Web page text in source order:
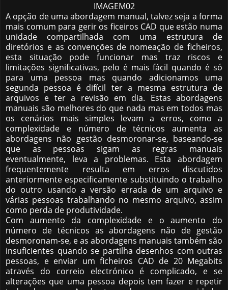
IMAGEM02
A opção de uma abordagem manual, talvez seja a forma
mais comum para gerir os ficeiros CAD que estão numa
unidade compartilhada com uma estrutura de
diretórios e as convenções de nomeação de ficheiros,
esta situação pode funcionar mas traz riscos e
limitações significativas, pelo é mais fácil quando é só
para uma pessoa mas quando adicionamos uma
segunda pessoa é difícil ter a mesma estrutura de
arquivos e ter a revisão em dia. Estas abordagens
manuais são melhores do que nada mas em todos mas
os cenários mais simples levam a erros, como a
complexidade e número de técnicos aumenta as
abordagens não gestão desmoronar-se, baseando-se
que as pessoas sigam as regras manuais
eventualmente, leva a problemas. Esta abordagem
frequentemente resulta em erros discutidos
anteriormente especificamente substituindo o trabalho
do outro usando a versão errada de um arquivo e
várias pessoas trabalhando no mesmo arquivo, assim
como perda de produtividade.
Com aumento da complexidade e o aumento do
número de técnicos as abordagens não de gestão
desmoronam-se, e as abordagens manuais também são
insuficientes quando se partilha desenhos com outras
pessoas, e enviar um ficheiros CAD de 20 Megabits
através do correio electrónico é complicado, e se
alterações que uma pessoa depois tem fazer e repetir